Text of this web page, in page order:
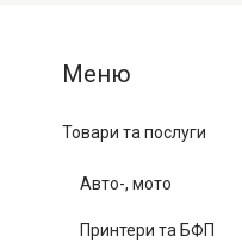
Товари та послуги
Авто-, мото
Принтери та БФП